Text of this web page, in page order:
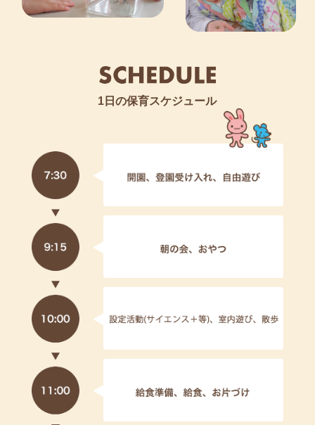
（2025）年４月１日生》 ６ 名
********************************************************************
【令和６年度 入園申込 受付中です。】 2024/7/5
🌸０歳児《令和５（2023）年４月２日生～令和６
（2024）年４月１日生》 3 名
見学や詳しい内容などは、直接当園にお問い
合わせください。
********************************************************************
************
【令和６年度 入園申込 受付中です。】 2024/5/24
🌸０歳児《令和５（2023）年４月２日生～令和６
（2024）年４月１日生》 ４ 名
見学や詳しい内容などは、直接当園にお問い
合わせください。
1日の保育スケジュール